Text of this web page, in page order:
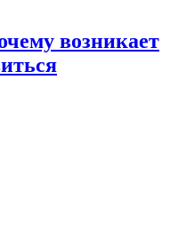
возникает